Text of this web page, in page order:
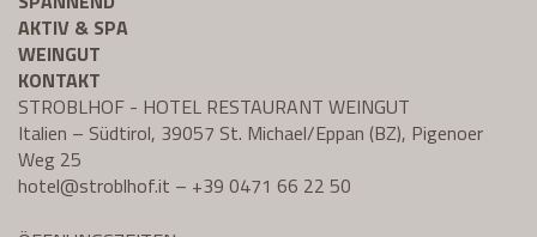
AKTIV & SPA
WEINGUT
KONTAKT
STROBLHOF - HOTEL RESTAURANT WEINGUT
Italien – Südtirol, 39057 St. Michael/Eppan (BZ), Pigenoer
Weg 25
hotel@stroblhof.it – +39 0471 66 22 50